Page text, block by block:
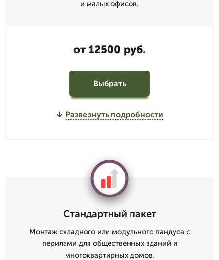
и малых офисов.
от 12500 руб.
Выбрать
Развернуть подробности
Стандартный пакет
Монтаж складного или модульного пандуса с
перилами для общественных зданий и
многоквартирных домов.